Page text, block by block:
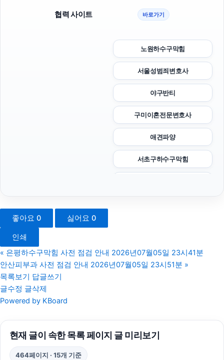
협력 사이트 바로가기
노원하수구막힘
서울성범죄변호사
야구반티
구미이혼전문변호사
애견파양
서초구하수구막힘
수원형사변호사
인스타그램 좋아요 구매
광진구하수구막힘
좋아요 0 싫어요 0
인쇄
« 은평하수구막힘 사전 점검 안내 2026년07월05일 23시41분
안산피부과 사전 점검 안내 2026년07월05일 23시51분 »
목록보기
답글쓰기
글수정 글삭제
Powered by KBoard
현재 글이 속한 목록 페이지 글 미리보기
464페이지 · 15개 기준